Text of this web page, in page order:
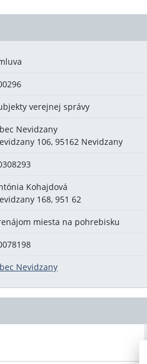
verejnej správy
Nevidzany
106, 95162 Nevidzany
Kohajdová
168, 951 62
miesta na pohrebisku
Nevidzany